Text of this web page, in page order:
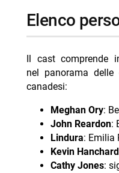
elenco
Il cast comprende
nel panorama
canadesi:
Meghan Ory:
John Reardon:
Lindura: Emilia
Kevin Hanchard
Cathy Jones: